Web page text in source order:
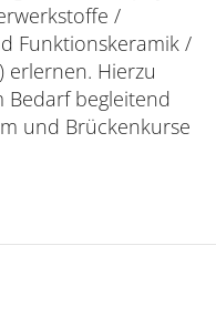
/
Funktionskeramik /
erlernen. Hierzu
begleitend
und Brückenkurse